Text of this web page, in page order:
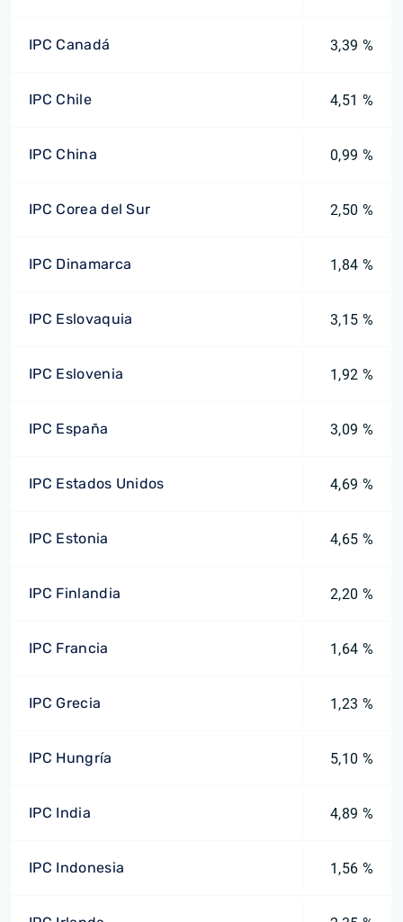
IPC Canadá 3,39 %
IPC Chile 4,51 %
IPC China 0,99 %
IPC Corea del Sur 2,50 %
IPC Dinamarca 1,84 %
IPC Eslovaquia 3,15 %
IPC Eslovenia 1,92 %
IPC España 3,09 %
IPC Estados Unidos 4,69 %
IPC Estonia 4,65 %
IPC Finlandia 2,20 %
IPC Francia 1,64 %
IPC Grecia 1,23 %
IPC Hungría 5,10 %
IPC India 4,89 %
IPC Indonesia 1,56 %